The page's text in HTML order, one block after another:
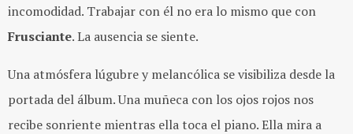
incomodidad. Trabajar con él no era lo mismo que con
Frusciante. La ausencia se siente.
Una atmósfera lúgubre y melancólica se visibiliza desde la
portada del álbum. Una muñeca con los ojos rojos nos
recibe sonriente mientras ella toca el piano. Ella mira a